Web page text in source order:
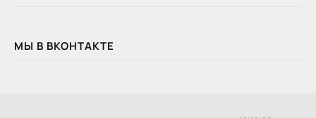
МЫ В ВКОНТАКТЕ